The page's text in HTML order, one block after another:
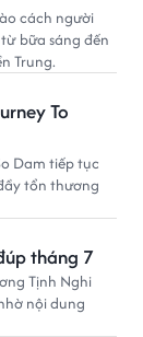
cách người
bữa sáng đến
Trung.
To
Dam tiếp tục
tổn thương
tháng 7
Tịnh Nghi
nội dung